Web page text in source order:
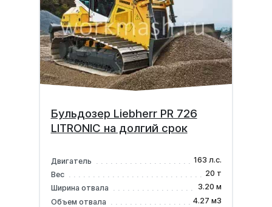
Бульдозер Liebherr PR 726
LITRONIC на долгий срок
Двигатель
163 л.с.
Вес
20 т
Ширина отвала
3.20 м
Объем отвала
4.27 м3